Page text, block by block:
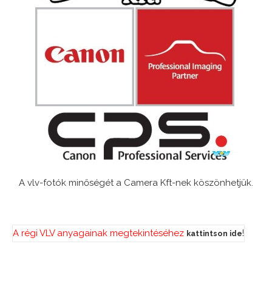
A vlv-fotók minőségét a Camera Kft-nek köszönhetjük.
A régi VLV anyagainak megtekintéséhez kattintson ide!